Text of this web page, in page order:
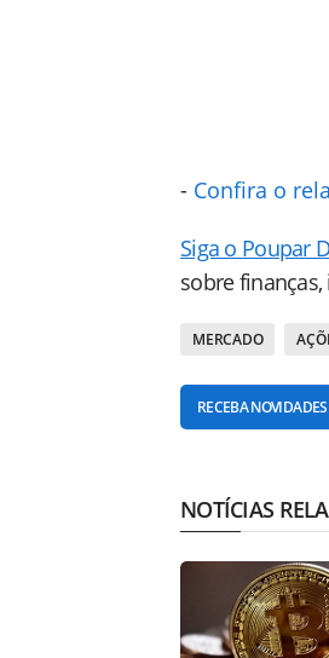
- Confira o
Siga o Poupar
sobre
MERCADO
RECEBA
NOTÍCIAS